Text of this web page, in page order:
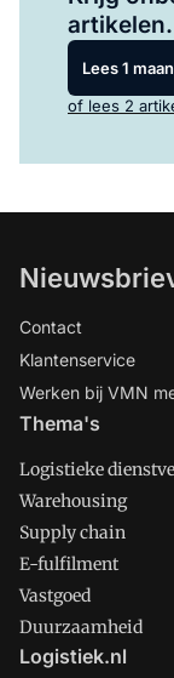
artikelen.
Lees 1
of lees 2
Contact
Klantenservice
Werken bij VMN
Thema's
Logistieke
Warehousing
Supply chain
E-fulfilment
Vastgoed
Duurzaamheid
Logistiek.nl